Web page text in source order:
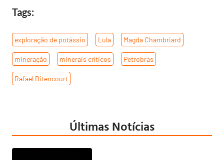
Tags:
exploração de potássio Lula Magda Chambriard
mineração minerais críticos Petrobras
Rafael Bitencourt
Últimas Notícias